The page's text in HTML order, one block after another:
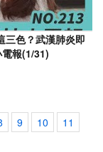
三色？武漢肺炎即
報(1/31)
9 10
11